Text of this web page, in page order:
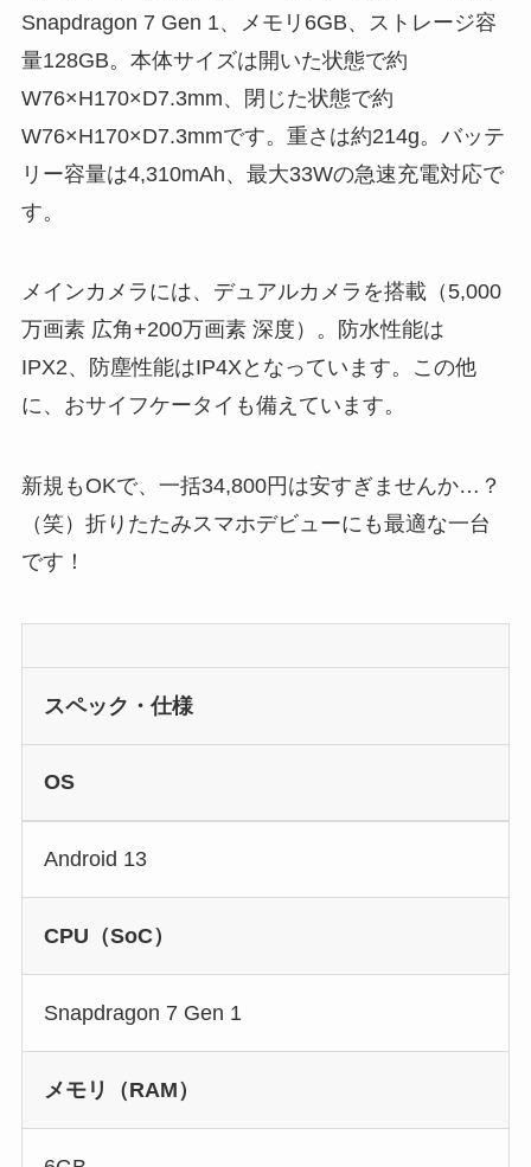
Snapdragon 7 Gen 1、メモリ6GB、ストレージ容
量128GB。本体サイズは開いた状態で約
W76×H170×D7.3mm、閉じた状態で約
W76×H170×D7.3mmです。重さは約214g。バッテ
リー容量は4,310mAh、最大33Wの急速充電対応で
す。
メインカメラには、デュアルカメラを搭載（5,000
万画素 広角+200万画素 深度）。防水性能は
IPX2、防塵性能はIP4Xとなっています。この他
に、おサイフケータイも備えています。
新規もOKで、一括34,800円は安すぎませんか…？
（笑）折りたたみスマホデビューにも最適な一台
です！
スペック・仕様
OS
Android 13
CPU（SoC）
Snapdragon 7 Gen 1
メモリ（RAM）